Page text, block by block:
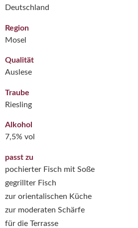
Deutschland
Region
Mosel
Qualität
Auslese
Traube
Riesling
Alkohol
7,5% vol
passt zu
pochierter Fisch mit Soße
gegrillter Fisch
zur orientalischen Küche
zur moderaten Schärfe
für die Terrasse